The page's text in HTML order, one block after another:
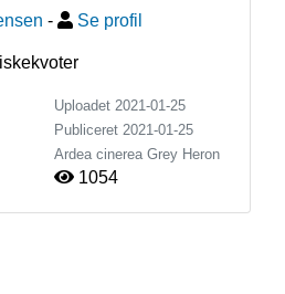
- Se profil
Uploadet 2021-01-25
Publiceret 2021-01-25
Ardea cinerea Grey Heron
1054